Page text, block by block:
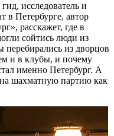
исследователь и
в Петербурге, автор
расскажет, где в
сойтись люди из
из дворцов
и в клубы, и почему
именно Петербург. А
шахматную партию как